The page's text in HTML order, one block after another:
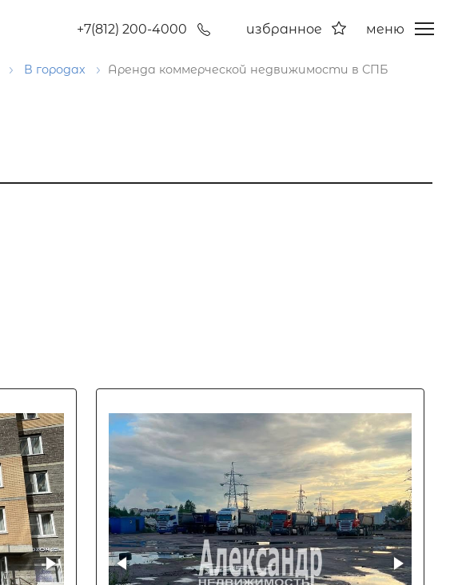
+7(812) 200-4000 избранное меню
В городах Аренда коммерческой недвижимости в СПБ